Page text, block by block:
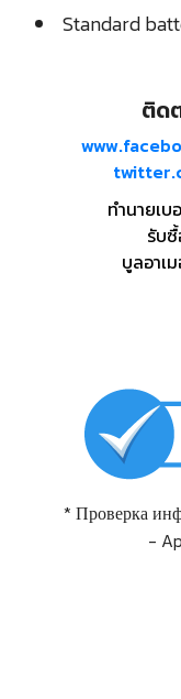
Standard
ติด
ทำนายเบ
รับ
บูลอาเ
* Проверка
-